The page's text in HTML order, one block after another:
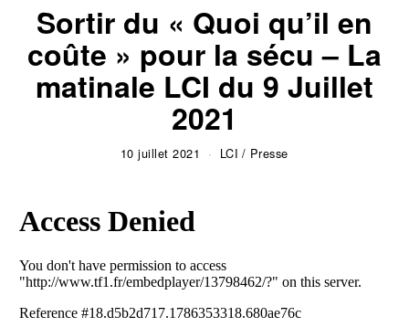
Sortir du « Quoi qu’il en
coûte » pour la sécu – La
matinale LCI du 9 Juillet
2021
10 juillet 2021 LCI / Presse